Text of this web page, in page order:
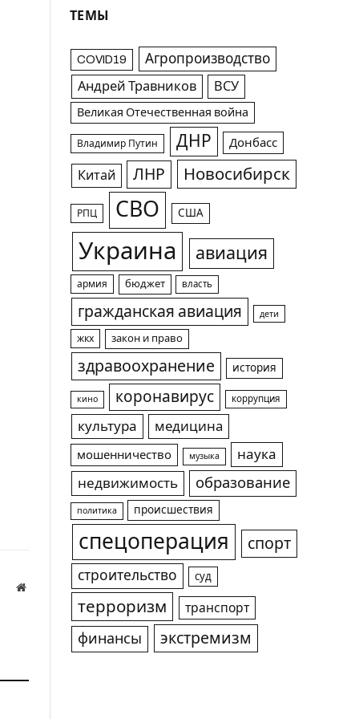
Website
ТЕМЫ
COVID19 Агропроизводство
Андрей Травников ВСУ
Великая Отечественная война
Владимир Путин ДНР Донбасс
Китай ЛНР Новосибирск
РПЦ СВО США
Украина авиация
армия бюджет власть
гражданская авиация дети
жкх закон и право
здравоохранение история
кино коронавирус коррупция
культура медицина
мошенничество музыка
наука
недвижимость
образование
политика происшествия
спецоперация спорт
строительство суд
терроризм транспорт
финансы экстремизм